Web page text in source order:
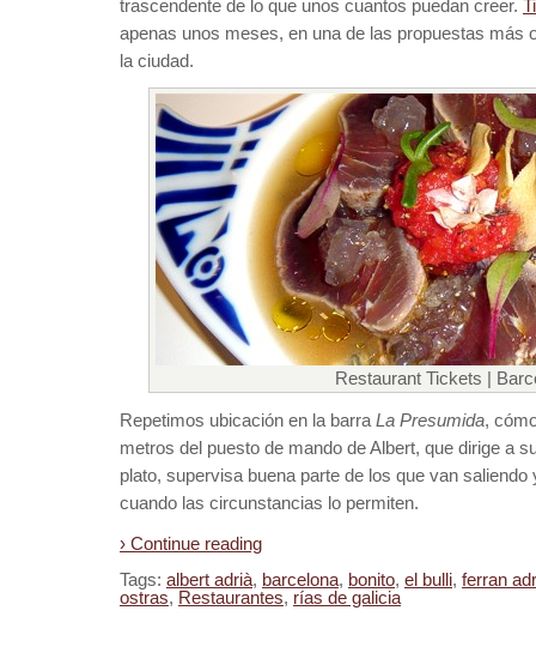
trascendente de lo que unos cuantos puedan creer.
apenas unos meses, en una de las propuestas más
la ciudad.
Restaurant Tickets |
Repetimos ubicación en la barra La Presumida,
metros del puesto de mando de Albert, que dirige a
plato, supervisa buena parte de los que van
cuando las circunstancias lo permiten.
› Continue reading
Tags: albert adrià, barcelona, bonito, el bulli, ferran
ostras, Restaurantes, rías de galicia